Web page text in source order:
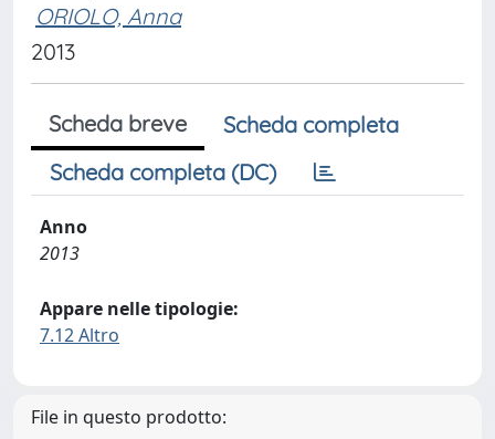
ORIOLO, Anna
2013
Scheda breve
Scheda completa
Scheda completa (DC)
Anno
2013
Appare nelle tipologie:
7.12 Altro
File in questo prodotto: